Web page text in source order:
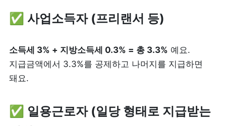
✅ 사업소득자 (프리랜서 등)
소득세 3% + 지방소득세 0.3% = 총 3.3% 예요.
지급금액에서 3.3%를 공제하고 나머지를 지급하면
돼요.
✅ 일용근로자 (일당 형태로 지급받는